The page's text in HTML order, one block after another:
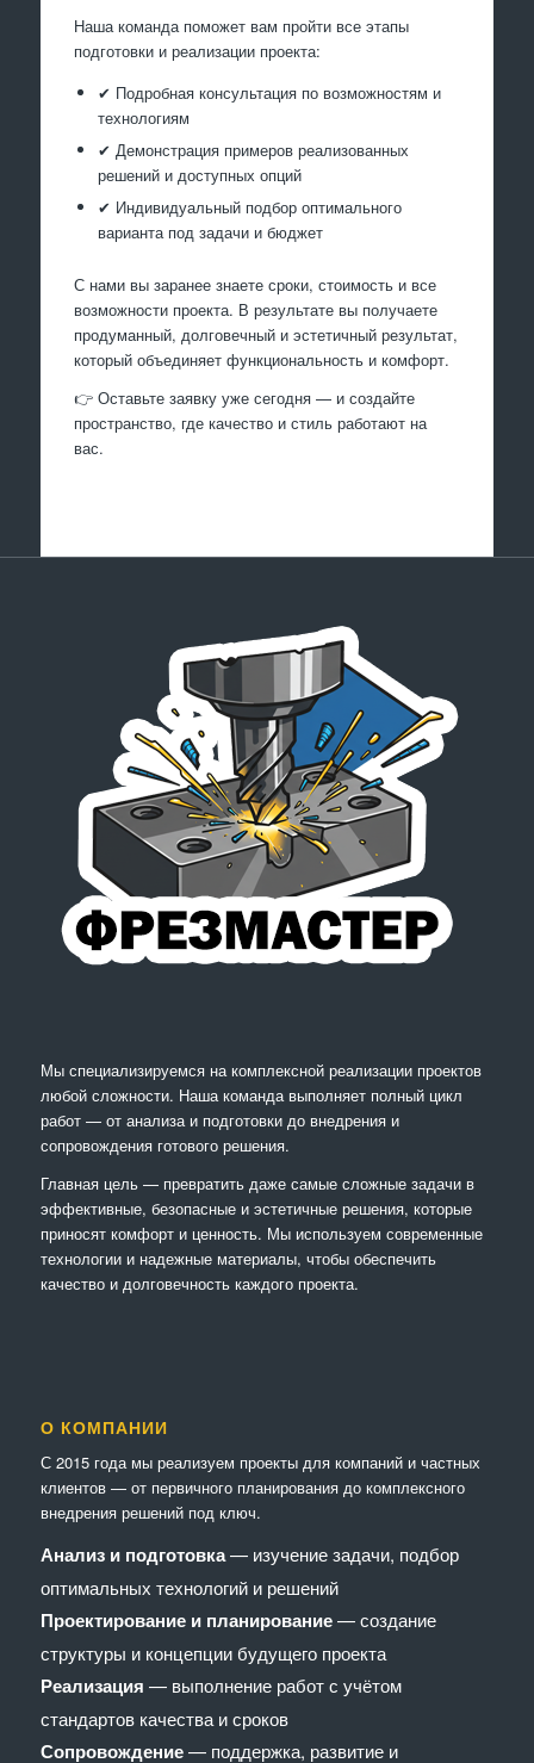
Наша команда поможет вам пройти все этапы
подготовки и реализации проекта:
✔ Подробная консультация по возможностям и
технологиям
✔ Демонстрация примеров реализованных
решений и доступных опций
✔ Индивидуальный подбор оптимального
варианта под задачи и бюджет
С нами вы заранее знаете сроки, стоимость и все
возможности проекта. В результате вы получаете
продуманный, долговечный и эстетичный результат,
который объединяет функциональность и комфорт.
👉 Оставьте заявку уже сегодня — и создайте
пространство, где качество и стиль работают на
вас.
Мы специализируемся на комплексной реализации проектов
любой сложности. Наша команда выполняет полный цикл
работ — от анализа и подготовки до внедрения и
сопровождения готового решения.
Главная цель — превратить даже самые сложные задачи в
эффективные, безопасные и эстетичные решения, которые
приносят комфорт и ценность. Мы используем современные
технологии и надежные материалы, чтобы обеспечить
качество и долговечность каждого проекта.
О КОМПАНИИ
С 2015 года мы реализуем проекты для компаний и частных
клиентов — от первичного планирования до комплексного
внедрения решений под ключ.
Анализ и подготовка— изучение задачи, подбор
оптимальных технологий и решений
Проектирование и планирование— создание
структуры и концепции будущего проекта
Реализация — выполнение работ с учётом
стандартов качества и сроков
Сопровождение— поддержка, развитие и